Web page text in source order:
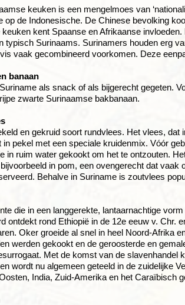
keuken is een mengelmoes van
op de Indonesische. De Chinese bevolking
kent Spaanse en Afrikaanse
typisch Surinaams. Surinamers houden erg
vaak gecombineerd voorkomen. Deze
banaan
als snack of als bijgerecht gegeten.
zwarte Surinaamse bakbanaan.
en gekruid soort rundvlees. Het vlees, dat
in pekel met een speciale kruidenmix. Vóór
in ruim water gekookt om het te ontzouten.
in pom, een ovengerecht dat vaak
Behalve in Suriname is zoutvlees
die in een langgerekte, lantaarnachtige
ontdekt rond Ethiopië in de 12e eeuw v. Chr.
Oker groeide al snel in heel Noord-Afrika
werden gekookt en de geroosterde en
Met de komst van de slavenhandel
wordt nu algemeen geteeld in de zuidelijke
India, Zuid-Amerika en het Caraïbisch